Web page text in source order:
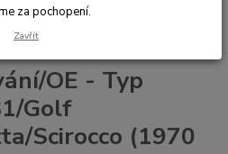
» 92)
Elektrodíly (Electrical parts)
OE - Typ
Golf
Scirocco (1970
za pochopení.
Zavřít